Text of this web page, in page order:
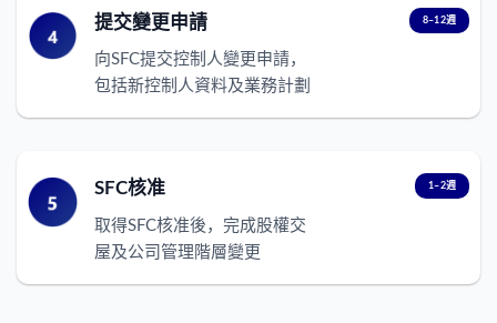
提交變更申請
向SFC提交控制人變更申請，
包括新控制人資料及業務計劃
8–12週
SFC核准
取得SFC核准後，完成股權交
屋及公司管理階層變更
1–2週